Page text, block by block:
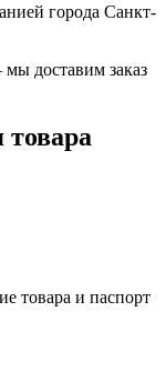
города Санкт-
доставим заказ
товара и паспорт